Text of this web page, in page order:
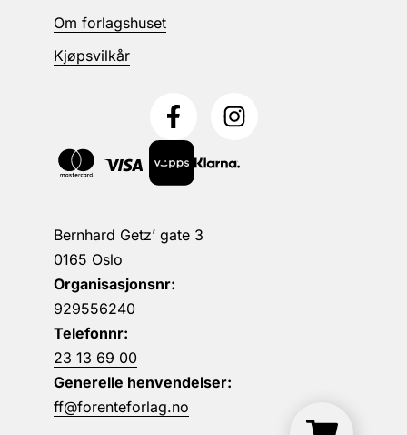
Bernhard Getz’ gate 3
0165 Oslo
Organisasjonsnr:
929556240
Telefonnr:
23 13 69 00
Generelle henvendelser:
ff@forenteforlag.no
Om forlagshuset
Kjøpsvilkår